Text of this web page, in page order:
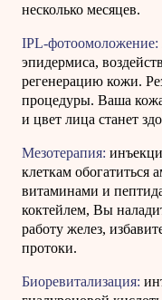
несколько месяцев.
IPL-фотоомоложение:
эпидермиса,
регенерацию кожи.
процедуры. Ваша
и цвет лица станет
Мезотерапия:
клеткам обогатиться
витаминами и
коктейлем, Вы
работу желез,
протоки.
Биоревитализация: